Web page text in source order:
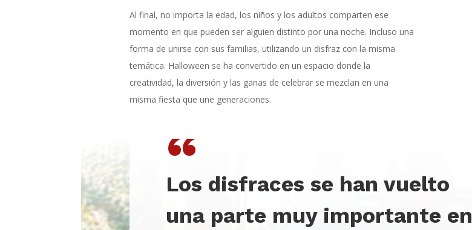
Al final, no importa la edad, los niños y los adultos comparten ese
momento en que pueden ser alguien distinto por una noche. Incluso una
forma de unirse con sus familias, utilizando un disfraz con la misma
temática. Halloween se ha convertido en un espacio donde la
creatividad, la diversión y las ganas de celebrar se mezclan en una
misma fiesta que une generaciones.
“
Los disfraces se han vuelto
una parte muy importante en